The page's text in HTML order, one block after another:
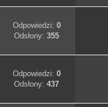
Odpowiedzi: 0
Odsłony:355
Odpowiedzi: 0
Odsłony:437